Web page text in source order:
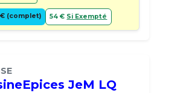
€ (complet) 54 € Si Exempté
JeM LQ